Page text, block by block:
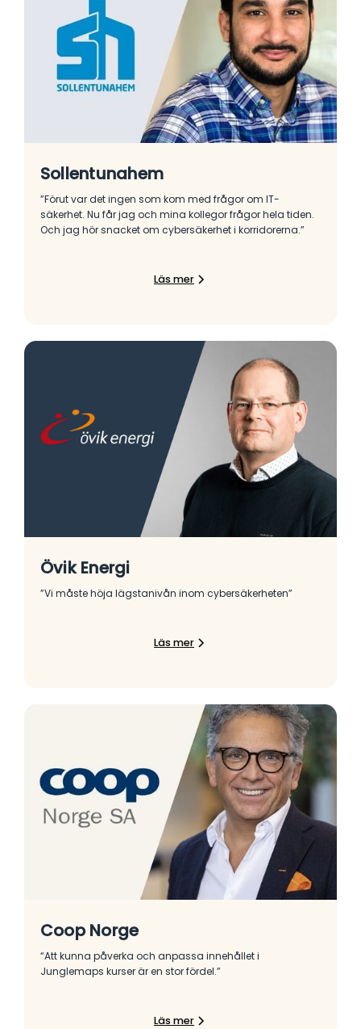
Sollentunahem
”Förut var det ingen som kom med frågor om IT-
säkerhet. Nu får jag och mina kollegor frågor hela tiden.
Och jag hör snacket om cybersäkerhet i korridorerna.”
Läs mer
Övik Energi
”Vi måste höja lägstanivån inom cybersäkerheten”
Läs mer
Coop Norge
“Att kunna påverka och anpassa innehållet i
Junglemaps kurser är en stor fördel.”
Läs mer